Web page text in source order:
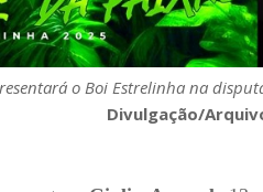
o Boi Estrelinha na
Divulgação/